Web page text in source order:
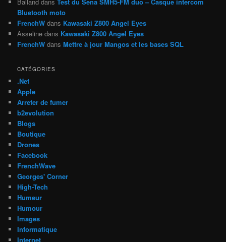
Bluetooth moto
FrenchW dans Kawasaki Z800 Angel Eyes
Asseline dans Kawasaki Z800 Angel Eyes
FrenchW dansMettre à jour Mangos et les bases SQL
CATÉGORIES
.Net
Apple
Arreter de fumer
b2evolution
Blogs
Boutique
Drones
Facebook
FrenchWave
Georges' Corner
High-Tech
Humeur
Humour
Images
Informatique
Internet